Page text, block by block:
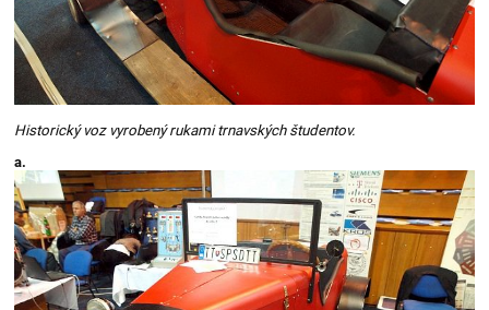
Historický voz vyrobený rukami trnavských študentov.
a.